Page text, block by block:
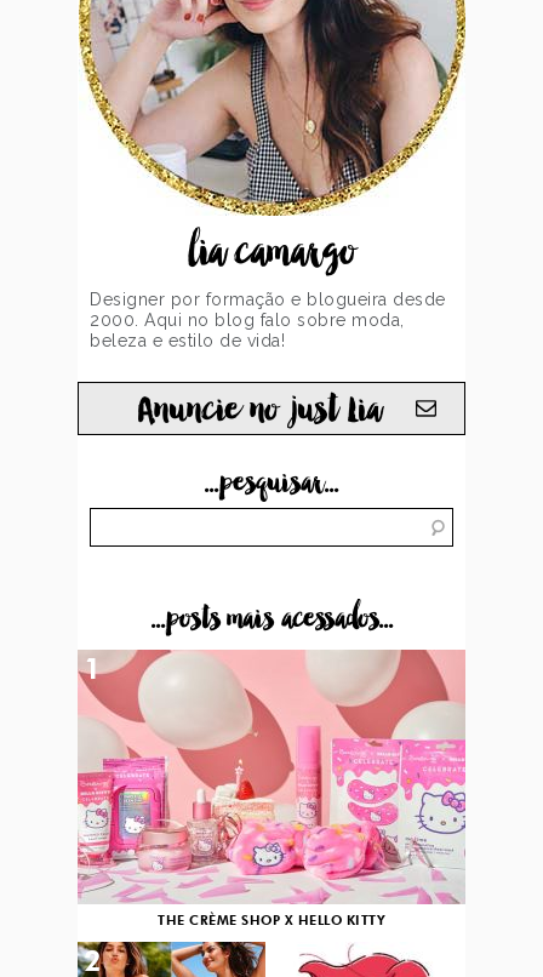
lia camargo
Designer por formação e blogueira desde
2000. Aqui no blog falo sobre moda,
beleza e estilo de vida!
Anuncie no just Lia
...pesquisar...
...posts mais acessados...
THE CRÈME SHOP X HELLO KITTY
1
2 3